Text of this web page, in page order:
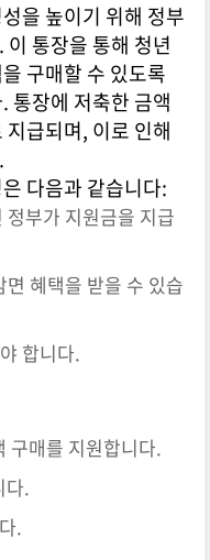
을 높이기 위해 정부
통장을 통해 청년
구매할 수 있도록
통장에 저축한 금액
급되며, 이로 인해
다음과 같습니다:
부가 지원금을 지급
혜택을 받을 수 있습
합니다.
구매를 지원합니다.
다.
.